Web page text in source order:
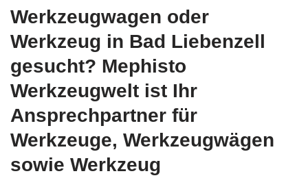
Werkzeugwagen oder
Werkzeug in Bad Liebenzell
gesucht? Mephisto
Werkzeugwelt ist Ihr
Ansprechpartner für
Werkzeuge, Werkzeugwägen
sowie Werkzeug